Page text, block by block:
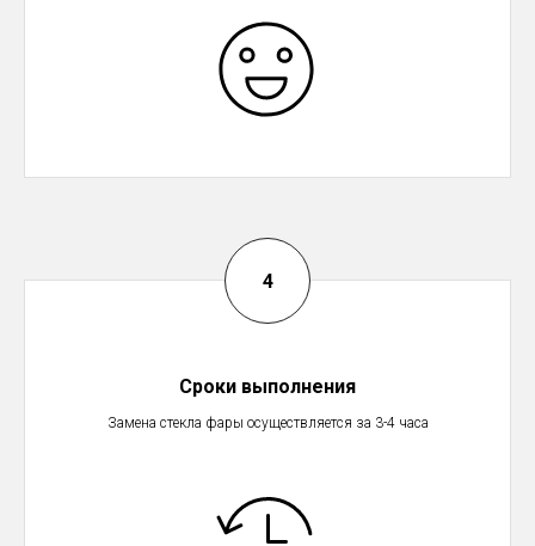
Сроки выполнения
Замена стекла фары осуществляется за 3-4 часа